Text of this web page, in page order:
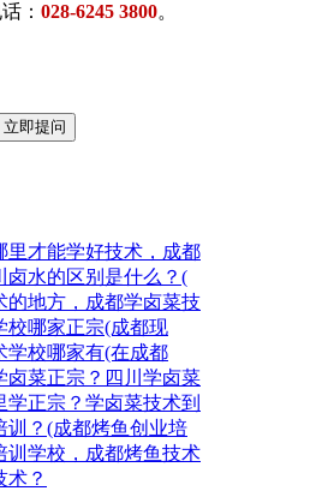
： 028-6245 3800。
里才能学好技术，成都
卤水的区别是什么？(
的地方，成都学卤菜技
校哪家正宗(成都现
学校哪家有(在成都
卤菜正宗？四川学卤菜
学正宗？学卤菜技术到
训？(成都烤鱼创业培
训学校，成都烤鱼技术
术？